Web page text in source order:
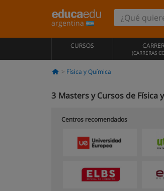
argentina
CURSOS
(CARRERAS
Física y Química
3 Masters y Cursos de Física
Centros recomendados